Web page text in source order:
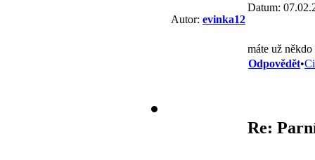
Autor: evinka12
Datum:
máte už
Odpovědět•
Re: